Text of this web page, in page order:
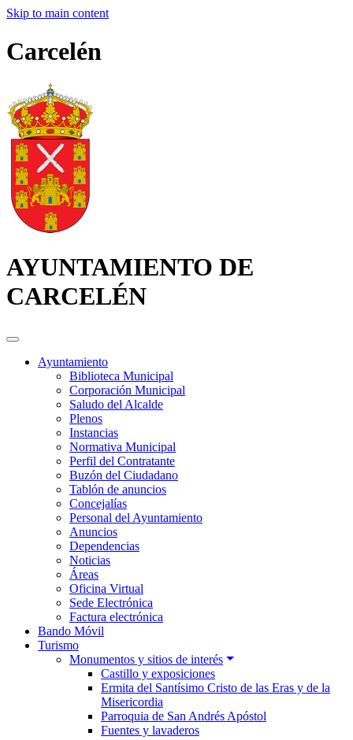
Skip to main content
Carcelén
AYUNTAMIENTO DE
CARCELÉN
Ayuntamiento
Biblioteca Municipal
Corporación Municipal
Saludo del Alcalde
Plenos
Instancias
Normativa Municipal
Perfil del Contratante
Buzón del Ciudadano
Tablón de anuncios
Concejalías
Personal del Ayuntamiento
Anuncios
Dependencias
Noticias
Áreas
Oficina Virtual
Sede Electrónica
Factura electrónica
Bando Móvil
Turismo
Monumentos y sitios de interés
Castillo y exposiciones
Ermita del Santísimo Cristo de las Eras y de la
Misericordia
Parroquia de San Andrés Apóstol
Fuentes y lavaderos